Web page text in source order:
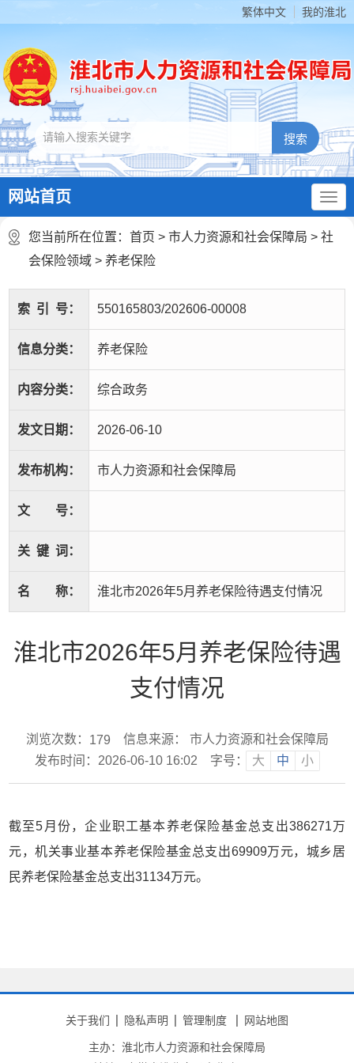
繁体中文 我的淮北
网站首页
您当前所在位置： 首页 > 市人力资源和社会保障局 > 社
会保险领域 > 养老保险
索 引 号： 550165803/202606-00008
信息分类： 养老保险
内容分类： 综合政务
发文日期： 2026-06-10
发布机构： 市人力资源和社会保障局
文 号：
关 键 词：
名 称： 淮北市2026年5月养老保险待遇支付情况
淮北市2026年5月养老保险待遇
支付情况
浏览次数： 179
信息来源： 市人力资源和社会保障局
发布时间：2026-06-10 16:02
字号： 大 中 小
截至5月份，企业职工基本养老保险基金总支出386271万
元，机关事业基本养老保险基金总支出69909万元，城乡居
民养老保险基金总支出31134万元。
关于我们 隐私声明 管理制度 网站地图
主办：淮北市人力资源和社会保障局